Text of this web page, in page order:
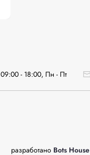
09:00 - 18:00, Пн - Пт
разработано Bots House